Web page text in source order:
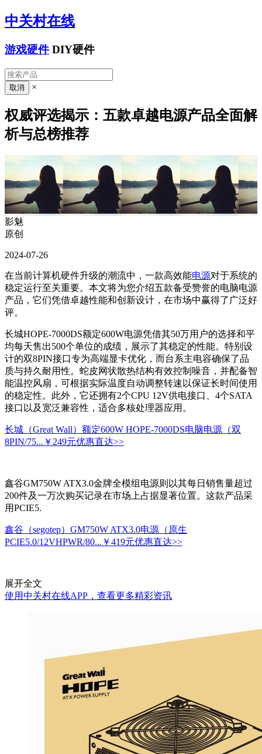
中关村在线
游戏硬件 DIY硬件
×
权威评选揭示：五款卓越电源产品全面解
析与总榜推荐
影魅
原创
2024-07-26
在当前计算机硬件升级的潮流中，一款高效能电源对于系统的
稳定运行至关重要。本文将为您介绍五款备受赞誉的电脑电源
产品，它们凭借卓越性能和创新设计，在市场中赢得了广泛好
评。
长城HOPE-7000DS额定600W电源凭借其50万用户的选择和平
均每天售出500个单位的成绩，展示了其稳定的性能。特别设
计的双8PIN接口专为高端显卡优化，而台系主电容确保了品
质与持久耐用性。蛇皮网状散热结构有效控制噪音，并配备智
能温控风扇，可根据实际温度自动调整转速以保证长时间使用
的稳定性。此外，它还拥有2个CPU 12V供电接口、4个SATA
接口以及宽泛兼容性，适合多核处理器应用。
长城（Great Wall）额定600W HOPE-7000DS电脑电源（双
8PIN/75... ￥249元优惠直达>>
鑫谷GM750W ATX3.0金牌全模组电源则以其每日销售量超过
200件及一万次购买记录在市场上占据显著位置。这款产品采
用PCIE5.
鑫谷（segotep）GM750W ATX3.0电源（原生
PCIE5.0/12VHPWR/80... ￥419元优惠直达>>
展开全文
使用中关村在线APP，查看更多精彩资讯